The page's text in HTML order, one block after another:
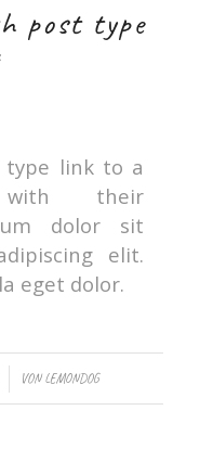
post type
type link to a
their
dolor sit
elit.
eget dolor.
VONLEMONDOG